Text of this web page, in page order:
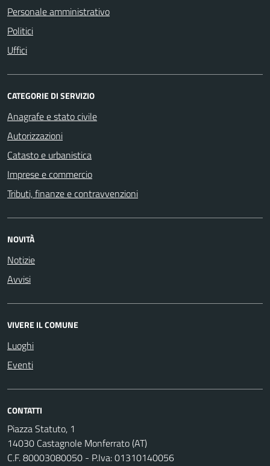
Personale amministrativo
Politici
Uffici
CATEGORIE DI SERVIZIO
Anagrafe e stato civile
Autorizzazioni
Catasto e urbanistica
Imprese e commercio
Tributi, finanze e contravvenzioni
NOVITÀ
Notizie
Avvisi
VIVERE IL COMUNE
Luoghi
Eventi
CONTATTI
Piazza Statuto, 1
14030 Castagnole Monferrato (AT)
C.F. 80003080050 - P.Iva: 01310140056